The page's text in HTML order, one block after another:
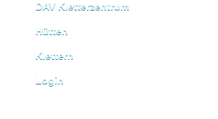
DAV Kletterzentrum
Hütten
Klettern
Login